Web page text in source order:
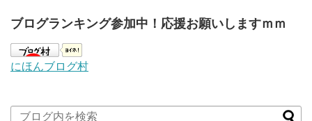
ブログランキング参加中！応援お願いしますｍｍ
にほんブログ村